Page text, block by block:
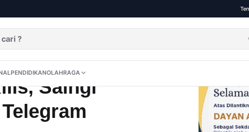
OPININUSANTARAINTERNASIONALPENDIDIKANOLAHRAGA
PENDIDIKANOLAHRAGA
dan Telegram
Saingi